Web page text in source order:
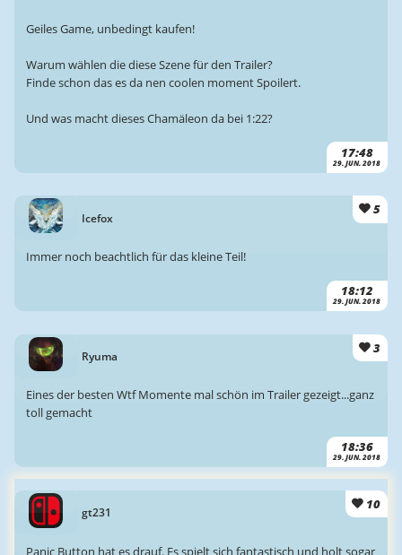
17:48
29. JUN. 2018
Geiles Game, unbedingt kaufen!
Warum wählen die diese Szene für den Trailer?
Finde schon das es da nen coolen moment Spoilert.
Und was macht dieses Chamäleon da bei 1:22?
Icefox
5
18:12
29. JUN. 2018
Immer noch beachtlich für das kleine Teil!
Ryuma
3
18:36
29. JUN. 2018
Eines der besten Wtf Momente mal schön im Trailer gezeigt...ganz
toll gemacht
gt231
10
Panic Button hat es drauf. Es spielt sich fantastisch und holt sogar